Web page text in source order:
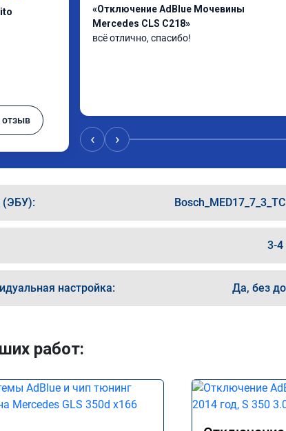
отзыв
«Отключение AdBlue Мочевины
Mercedes CLS C218»
всё отлично, спасибо!
‹ ›
(ЭБУ):
3-4
настройка: Да, без
работ: